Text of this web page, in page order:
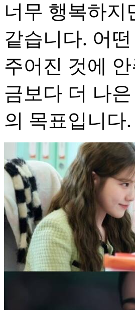
너무 행복하지
같습니다. 어
주어진 것에
금보다 더 나
의 목표입니다.